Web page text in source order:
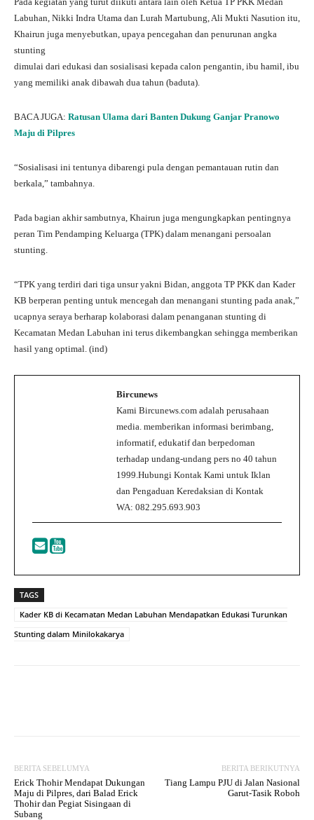
Labuhan, Nikki Indra Utama dan Lurah Martubung, Ali Mukti Nasution itu,
Khairun juga menyebutkan, upaya pencegahan dan penurunan angka
stunting
dimulai dari edukasi dan sosialisasi kepada calon pengantin, ibu hamil, ibu
yang memiliki anak dibawah dua tahun (baduta).
BACA JUGA: Ratusan Ulama dari Banten Dukung Ganjar Pranowo
Maju di Pilpres
“Sosialisasi ini tentunya dibarengi pula dengan pemantauan rutin dan
berkala,” tambahnya.
Pada bagian akhir sambutnya, Khairun juga mengungkapkan pentingnya
peran Tim Pendamping Keluarga (TPK) dalam menangani persoalan
stunting.
“TPK yang terdiri dari tiga unsur yakni Bidan, anggota TP PKK dan Kader
KB berperan penting untuk mencegah dan menangani stunting pada anak,”
ucapnya seraya berharap kolaborasi dalam penanganan stunting di
Kecamatan Medan Labuhan ini terus dikembangkan sehingga memberikan
hasil yang optimal. (ind)
Bircunews
Kami Bircunews.com adalah perusahaan
media. memberikan informasi berimbang,
informatif, edukatif dan berpedoman
terhadap undang-undang pers no 40 tahun
1999.Hubungi Kontak Kami untuk Iklan
dan Pengaduan Keredaksian di Kontak
WA: 082.295.693.903
TAGS
Kader KB di Kecamatan Medan Labuhan Mendapatkan Edukasi Turunkan
Stunting dalam Minilokakarya
BERITA SEBELUMYA
Erick Thohir Mendapat Dukungan
Maju di Pilpres, dari Balad Erick
Thohir dan Pegiat Sisingaan di
Subang
BERITA BERIKUTNYA
Tiang Lampu PJU di Jalan Nasional
Garut-Tasik Roboh